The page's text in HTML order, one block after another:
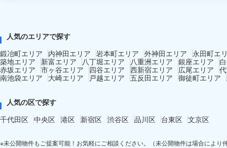
人気のエリアで探す
鍛冶町エリア
内神田エリア 岩本町エリア 外神田エリア
永田町エ
築地エリア
新富エリア 八丁堀エリア 八重洲エリア 銀座エリア
赤坂エリア 市ヶ谷エリア 四谷エリア 西新宿エリア 広尾エリア
南池袋エリア
大崎エリア 戸越エリア 五反田エリア 御徒町エリア
人気の区で探す
千代田区 中央区 港区 新宿区 渋谷区 品川区 台東区 文京区
※未公開物件もご提案可能！お気軽にご相談ください。（未公開物件は場合により